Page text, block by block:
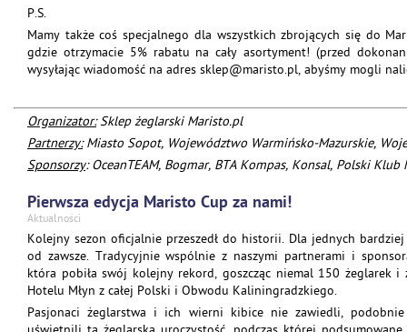
P.S.
Mamy także coś specjalnego dla wszystkich zbrojących się do
gdzie otrzymacie 5% rabatu na cały asortyment! (przed
wysyłając wiadomość na adres sklep@maristo.pl, abyśmy mogli
Organizator:Sklep żeglarski Maristo.pl
Partnerzy:Miasto Sopot, Województwo Warmińsko-Mazurskie,
Sponsorzy: OceanTEAM, Bogmar, BTA Kompas, Konsal, Polski Klub
Pierwsza edycja Maristo Cup za nami!
Aktualności
Kolejny sezon oficjalnie przeszedł do historii. Dla jednych
od zawsze. Tradycyjnie wspólnie z naszymi partnerami i
która pobiła swój kolejny rekord, goszcząc niemal 150
Hotelu Młyn z całej Polski i Obwodu Kaliningradzkiego.
Pasjonaci żeglarstwa i ich wierni kibice nie zawiedli,